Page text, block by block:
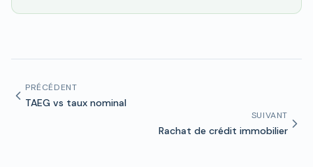
PRÉCÉDENT
TAEG vs taux nominal
SUIVANT
Rachat de crédit immobilier